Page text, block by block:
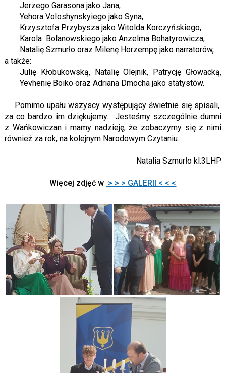
Jerzego Garasona jako Jana,
Yehora Voloshynskyiego jako Syna,
Krzysztofa Przybysza jako Witolda Korczyńskiego,
Karola Bolanowskiego jako Anzelma Bohatyrowicza,
Natalię Szmurło oraz Milenę Horzempę jako narratorów,
a także:
Julię Kłobukowską, Natalię Olejnik, Patrycję Głowacką,
Yevhenię Boiko oraz Adriana Dmocha jako statystów.
Pomimo upału wszyscy występujący świetnie się spisali,
za co bardzo im dziękujemy. Jesteśmy szczególnie dumni
z Wańkowiczan i mamy nadzieję, że zobaczymy się z nimi
również za rok, na kolejnym Narodowym Czytaniu.
Natalia Szmurło kl.3LHP
Więcej zdjęć w > > > GALERII < < <